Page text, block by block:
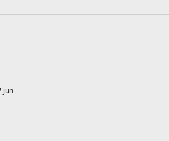
jun